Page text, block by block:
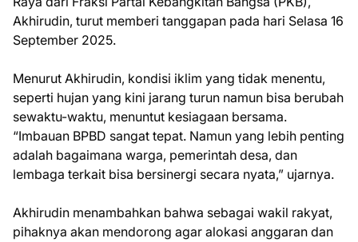
Akhirudin, turut memberi tanggapan pada hari Selasa 16
September 2025.
Menurut Akhirudin, kondisi iklim yang tidak menentu,
seperti hujan yang kini jarang turun namun bisa berubah
sewaktu-waktu, menuntut kesiagaan bersama.
“Imbauan BPBD sangat tepat. Namun yang lebih penting
adalah bagaimana warga, pemerintah desa, dan
lembaga terkait bisa bersinergi secara nyata,” ujarnya.
Akhirudin menambahkan bahwa sebagai wakil rakyat,
pihaknya akan mendorong agar alokasi anggaran dan